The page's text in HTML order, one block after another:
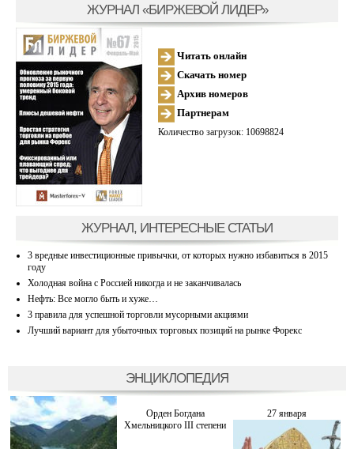
ЖУРНАЛ «БИРЖЕВОЙ ЛИДЕР»
Читать онлайн
Скачать номер
Архив номеров
Партнерам
Количество загрузок: 10698824
ЖУРНАЛ, ИНТЕРЕСНЫЕ СТАТЬИ
3 вредные инвестиционные привычки, от которых нужно избавиться в 2015
году
Холодная война с Россией никогда и не заканчивалась
Нефть: Все могло быть и хуже…
3 правила для успешной торговли мусорными акциями
Лучший вариант для убыточных торговых позиций на рынке Форекс
ЭНЦИКЛОПЕДИЯ
Орден Богдана
Хмельницкого III степени
27 января